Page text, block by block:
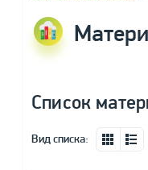
Список
Вид списка: